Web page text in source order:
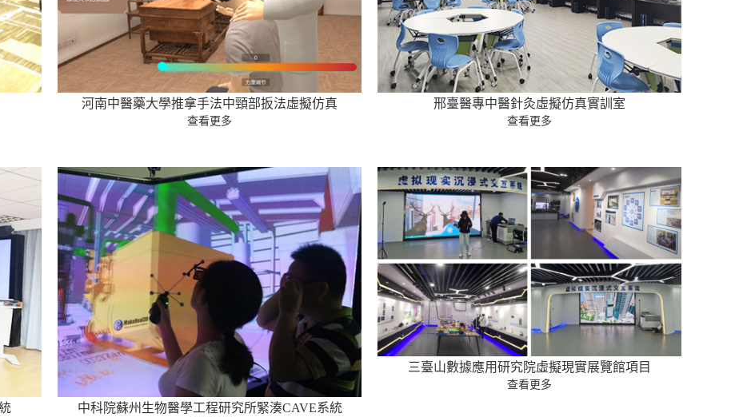
河南中醫藥大學推拿手法中頸部扳法虛擬仿真
查看更多
邢臺醫專中醫針灸虛擬仿真實訓室
查看更多
中科院蘇州生物醫學工程研究所緊湊CAVE系統
三臺山數據應用研究院虛擬現實展覽館項目
查看更多